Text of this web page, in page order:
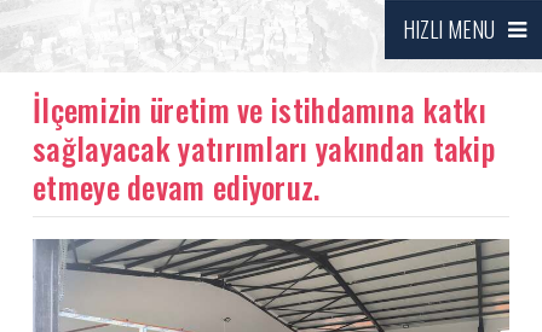
HIZLI MENU
İlçemizin üretim ve istihdamına katkı
sağlayacak yatırımları yakından takip
etmeye devam ediyoruz.